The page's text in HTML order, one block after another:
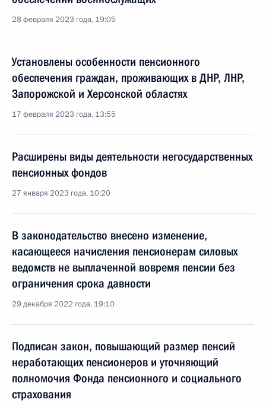
28 февраля 2023 года, 19:05
Установлены особенности пенсионного
обеспечения граждан, проживающих в ДНР, ЛНР,
Запорожской и Херсонской областях
17 февраля 2023 года, 13:55
Расширены виды деятельности негосударственных
пенсионных фондов
27 января 2023 года, 10:20
В законодательство внесено изменение,
касающееся начисления пенсионерам силовых
ведомств не выплаченной вовремя пенсии без
ограничения срока давности
29 декабря 2022 года, 19:10
Подписан закон, повышающий размер пенсий
неработающих пенсионеров и уточняющий
полномочия Фонда пенсионного и социального
страхования